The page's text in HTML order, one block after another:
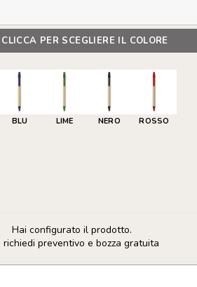
CLICCA PER SCEGLIERE IL COLORE
BLU LIME NERO ROSSO
Hai configurato il prodotto.
richiedi preventivo e bozza gratuita